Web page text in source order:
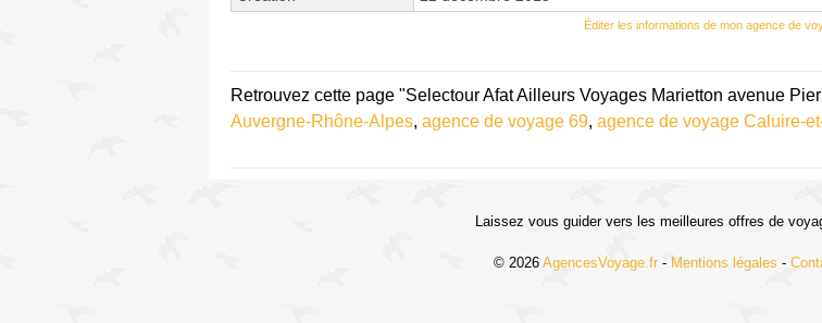
Éditer les informations de mon agence de
Retrouvez cette page "Selectour Afat Ailleurs Voyages Marietton avenue
Auvergne-Rhône-Alpes, agence de voyage 69, agence de voyage Caluire-
Laissez vous guider vers les meilleures offres de
© 2026 AgencesVoyage.fr - Mentions légales -